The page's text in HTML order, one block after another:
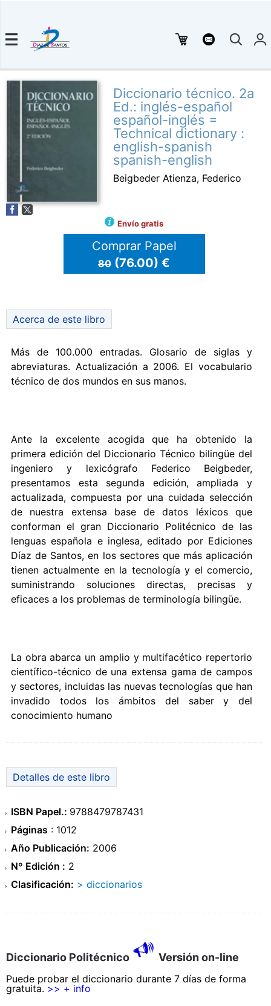
Diccionario técnico. 2a
Ed.: inglés-español
español-inglés =
Technical dictionary :
english-spanish
spanish-english
Beigbeder Atienza, Federico
Envío gratis
Comprar Papel
80 (76.00) €
Acerca de este libro
Más de 100.000 entradas. Glosario de siglas y
abreviaturas. Actualización a 2006. El vocabulario
técnico de dos mundos en sus manos.
Ante la excelente acogida que ha obtenido la
primera edición del Diccionario Técnico bilingüe del
ingeniero y lexicógrafo Federico Beigbeder,
presentamos esta segunda edición, ampliada y
actualizada, compuesta por una cuidada selección
de nuestra extensa base de datos léxicos que
conforman el gran Diccionario Politécnico de las
lenguas española e inglesa, editado por Ediciones
Díaz de Santos, en los sectores que más aplicación
tienen actualmente en la tecnología y el comercio,
suministrando soluciones directas, precisas y
eficaces a los problemas de terminología bilingüe.
La obra abarca un amplio y multifacético repertorio
científico-técnico de una extensa gama de campos
y sectores, incluidas las nuevas tecnologías que han
invadido todos los ámbitos del saber y del
conocimiento humano
Detalles de este libro
ISBN Papel.: 9788479787431
Páginas : 1012
Año Publicación: 2006
Nº Edición : 2
Clasificación: > diccionarios
Diccionario Politécnico Versión on-line
Puede probar el diccionario durante 7 días de forma
gratuita. >> + info